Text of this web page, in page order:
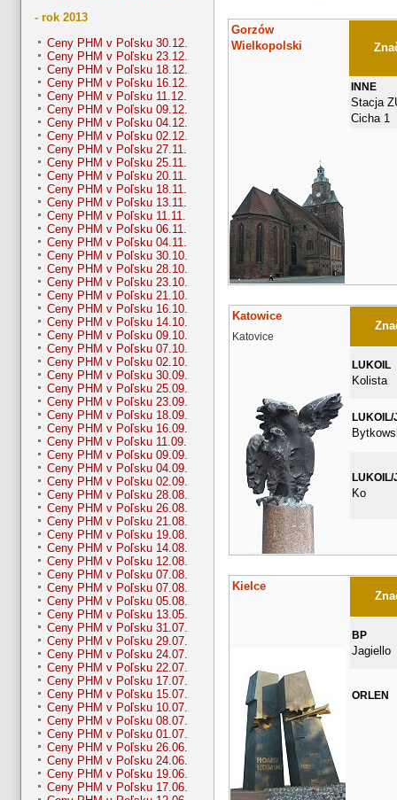
- rok 2013
Ceny PHM v Poľsku 30.12.
Ceny PHM v Poľsku 23.12.
Ceny PHM v Poľsku 18.12.
Ceny PHM v Poľsku 16.12.
Ceny PHM v Poľsku 11.12.
Ceny PHM v Poľsku 09.12.
Ceny PHM v Poľsku 04.12.
Ceny PHM v Poľsku 02.12.
Ceny PHM v Poľsku 27.11.
Ceny PHM v Poľsku 25.11.
Ceny PHM v Poľsku 20.11.
Ceny PHM v Poľsku 18.11.
Ceny PHM v Poľsku 13.11.
Ceny PHM v Poľsku 11.11.
Ceny PHM v Poľsku 06.11.
Ceny PHM v Poľsku 04.11.
Ceny PHM v Poľsku 30.10.
Ceny PHM v Poľsku 28.10.
Ceny PHM v Poľsku 23.10.
Ceny PHM v Poľsku 21.10.
Ceny PHM v Poľsku 16.10.
Ceny PHM v Poľsku 14.10.
Ceny PHM v Poľsku 09.10.
Ceny PHM v Poľsku 07.10.
Ceny PHM v Poľsku 02.10.
Ceny PHM v Poľsku 30.09.
Ceny PHM v Poľsku 25.09.
Ceny PHM v Poľsku 23.09.
Ceny PHM v Poľsku 18.09.
Ceny PHM v Poľsku 16.09.
Ceny PHM v Poľsku 11.09.
Ceny PHM v Poľsku 09.09.
Ceny PHM v Poľsku 04.09.
Ceny PHM v Poľsku 02.09.
Ceny PHM v Poľsku 28.08.
Ceny PHM v Poľsku 26.08.
Ceny PHM v Poľsku 21.08.
Ceny PHM v Poľsku 19.08.
Ceny PHM v Poľsku 14.08.
Ceny PHM v Poľsku 12.08.
Ceny PHM v Poľsku 07.08.
Ceny PHM v Poľsku 07.08.
Ceny PHM v Poľsku 05.08.
Ceny PHM v Poľsku 13.05.
Ceny PHM v Poľsku 31.07.
Ceny PHM v Poľsku 29.07.
Ceny PHM v Poľsku 24.07.
Ceny PHM v Poľsku 22.07.
Ceny PHM v Poľsku 17.07.
Ceny PHM v Poľsku 15.07.
Ceny PHM v Poľsku 10.07.
Ceny PHM v Poľsku 08.07.
Ceny PHM v Poľsku 01.07.
Ceny PHM v Poľsku 26.06.
Ceny PHM v Poľsku 24.06.
Ceny PHM v Poľsku 19.06.
Ceny PHM v Poľsku 17.06.
Gorzów
Wielkopolski
INNE
Stacja
Cicha 1
Katowice
Katovice
LUKOIL
Kolista
LUKOIL/
LUKOIL/
Ko
Kielce
BP
Jagiello
ORLEN